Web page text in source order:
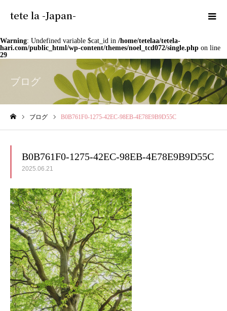
tete la -Japan-
Warning: Undefined variable $cat_id in /home/tetelaa/tetela-
hari.com/public_html/wp-content/themes/noel_tcd072/single.php on line
29
ブログ
ブログ B0B761F0-1275-42EC-98EB-4E78E9B9D55C
B0B761F0-1275-42EC-98EB-4E78E9B9D55C
2025.06.21